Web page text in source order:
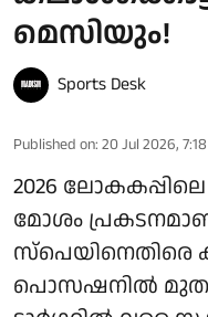
മെസിയും!
Sports Desk
Published on: 20 Jul 2026,
2026
മോശം
പൊസഷനിൽ